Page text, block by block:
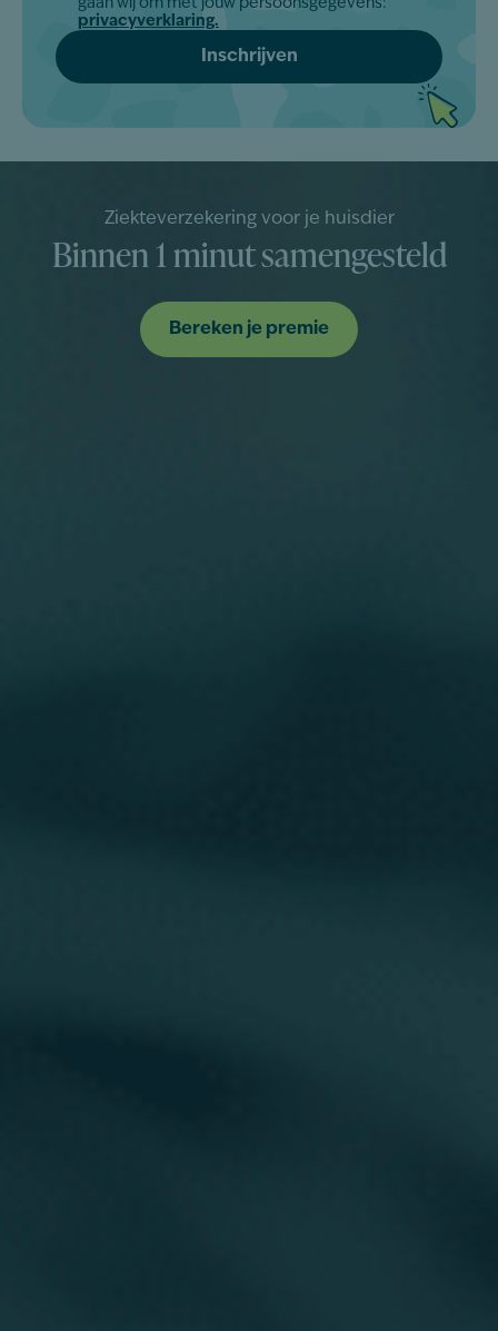
gaan wij om met jouw persoonsgegevens:
privacyverklaring.
Ziekteverzekering voor je huisdier
Binnen 1 minut samengesteld
Bereken je premie